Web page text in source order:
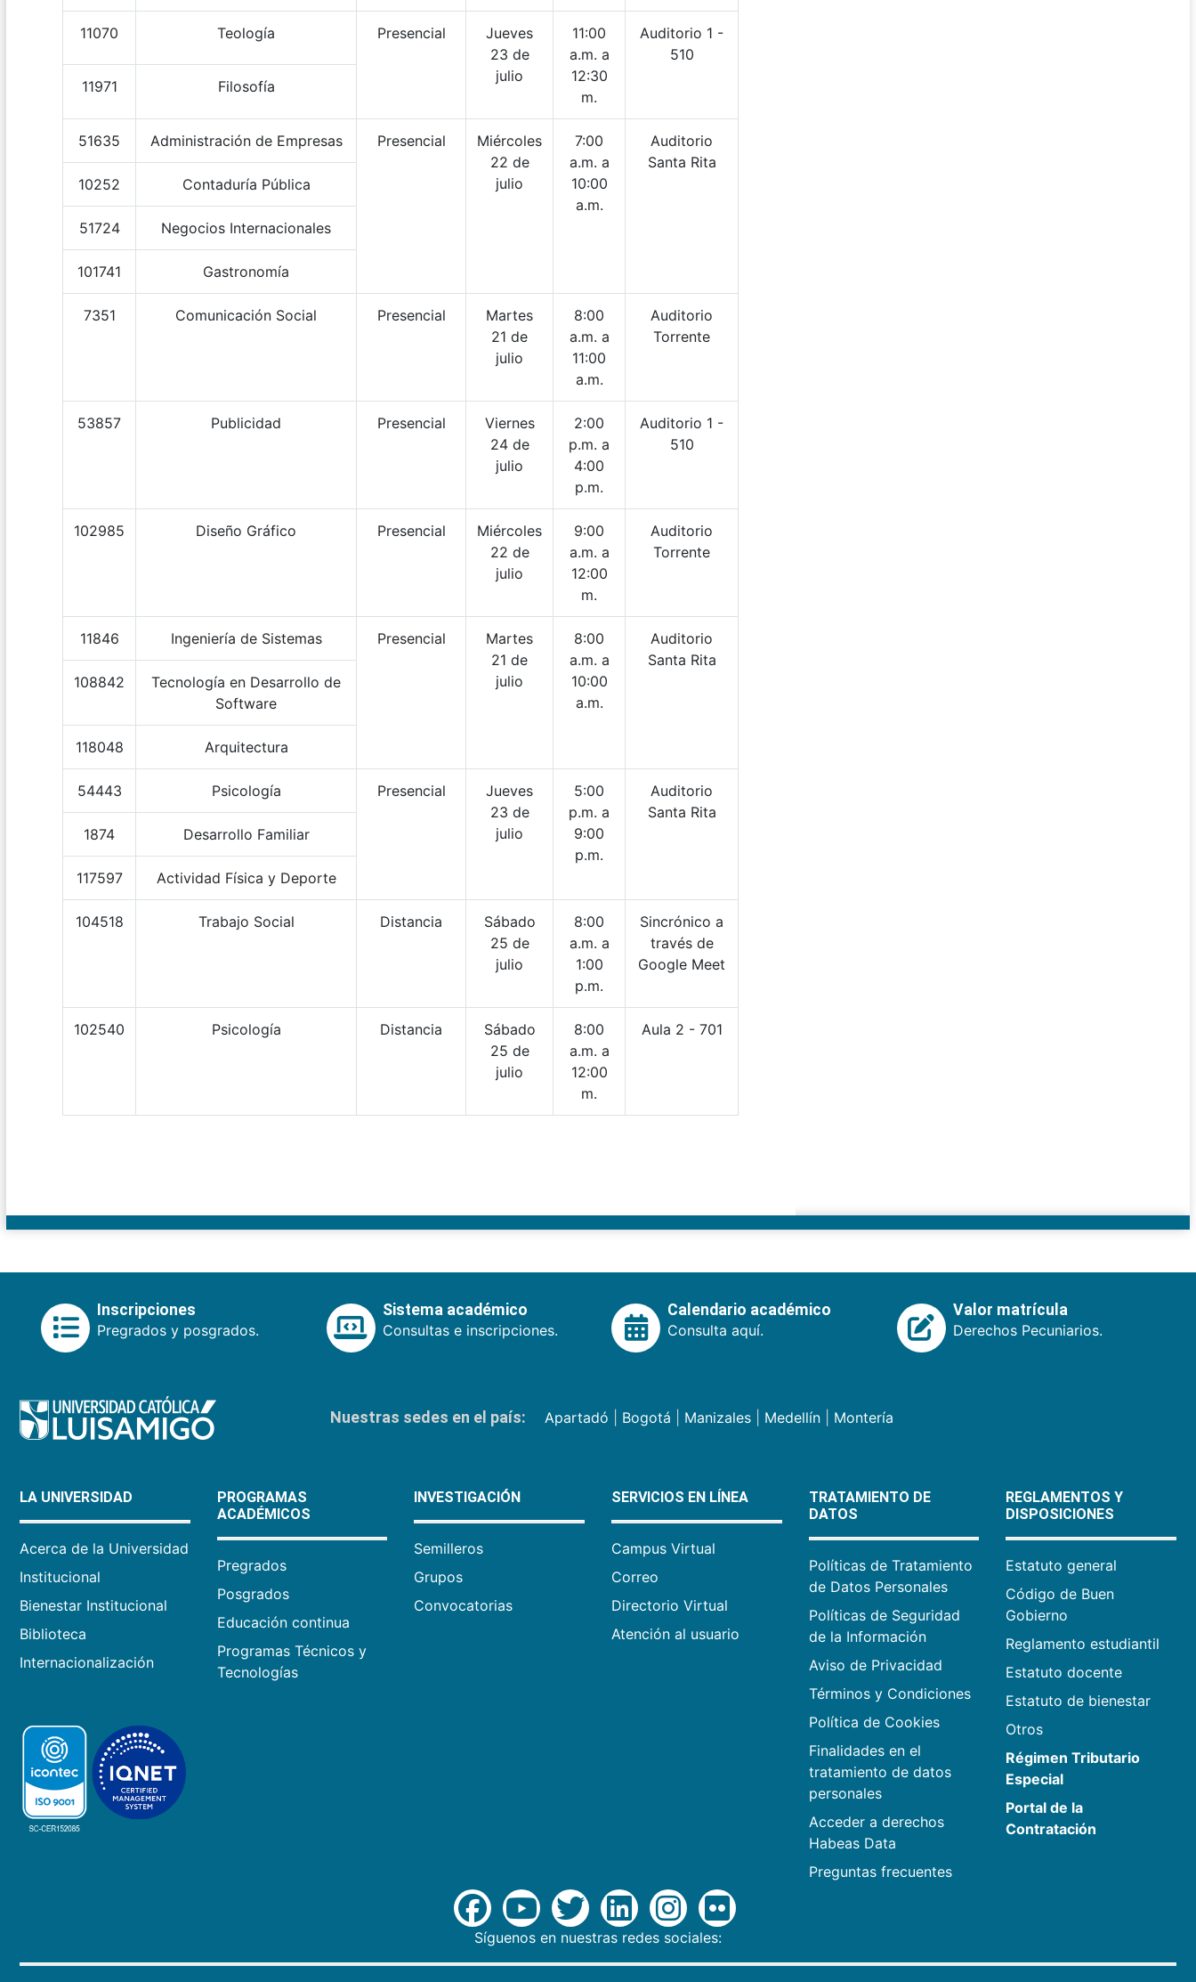
11070 Teología Presencial
Jueves
23 de
julio
11:00
a.m. a
12:30
m.
Auditorio 1 -
510
11971
Filosofía
51635 Administración de Empresas Presencial
Miércoles
22 de
julio
7:00
a.m. a
10:00
a.m.
Auditorio
Santa Rita
10252
Contaduría Pública
51724 Negocios Internacionales
101741 Gastronomía
7351 Comunicación Social Presencial
Martes
21 de
julio
8:00
a.m. a
11:00
a.m.
Auditorio
Torrente
53857 Publicidad Presencial
Viernes
24 de
julio
2:00
p.m. a
4:00
p.m.
Auditorio 1 -
510
102985 Diseño Gráfico Presencial
Miércoles
22 de
julio
9:00
a.m. a
12:00
m.
Auditorio
Torrente
11846 Ingeniería de Sistemas Presencial
Martes
21 de
julio
8:00
a.m. a
10:00
a.m.
Auditorio
Santa Rita
108842
Tecnología en Desarrollo de
Software
118048 Arquitectura
54443 Psicología Presencial
Jueves
23 de
julio
5:00
p.m. a
9:00
p.m.
Auditorio
Santa Rita
1874
Desarrollo Familiar
117597 Actividad Física y Deporte
104518 Trabajo Social Distancia
Sábado
25 de
julio
8:00
a.m. a
1:00
p.m.
Sincrónico a
través de
Google Meet
102540 Psicología Distancia
Sábado
25 de
julio
8:00
a.m. a
12:00
m.
Aula 2 - 701
Inscripciones
Pregrados y posgrados.
Sistema académico
Consultas e inscripciones.
Calendario académico
Consulta aquí.
Valor matrícula
Derechos Pecuniarios.
Nuestras sedes en el país: Apartadó Bogotá Manizales| Medellín| Montería
LA UNIVERSIDAD
Acerca de la Universidad
Institucional
Bienestar Institucional
Biblioteca
Internacionalización
PROGRAMAS
ACADÉMICOS
Pregrados
Posgrados
Educación continua
Programas Técnicos y
Tecnologías
INVESTIGACIÓN
Semilleros
Grupos
Convocatorias
SERVICIOS EN LÍNEA
Campus Virtual
Correo
Directorio Virtual
Atención al usuario
TRATAMIENTO DE
DATOS
Políticas de Tratamiento
de Datos Personales
Políticas de Seguridad
de la Información
Aviso de Privacidad
Términos y Condiciones
Política de Cookies
Finalidades en el
tratamiento de datos
personales
Acceder a derechos
Habeas Data
Preguntas frecuentes
REGLAMENTOS Y
DISPOSICIONES
Estatuto general
Código de Buen
Gobierno
Reglamento estudiantil
Estatuto docente
Estatuto de bienestar
Otros
Régimen Tributario
Especial
Portal de la
Contratación
Síguenos en nuestras redes sociales: